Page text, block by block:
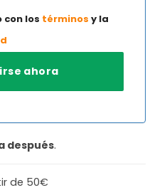
con los términos y la
después.
de 50€